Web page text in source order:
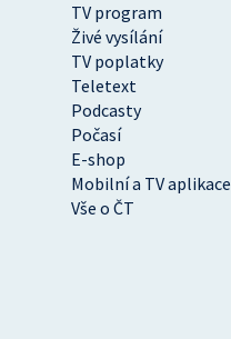
TV program
Živé vysílání
TV poplatky
Teletext
Podcasty
Počasí
E-shop
Mobilní a TV aplikace
Vše o ČT